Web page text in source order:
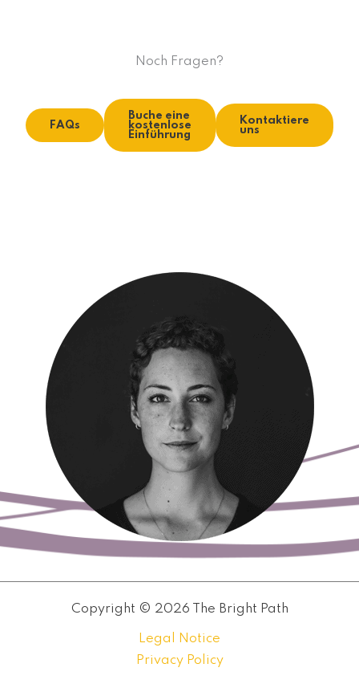
Noch Fragen?
FAQs
Buche eine
kostenlose
Einführung
Kontaktiere
uns
Copyright © 2026 The Bright Path
Legal Notice
Privacy Policy